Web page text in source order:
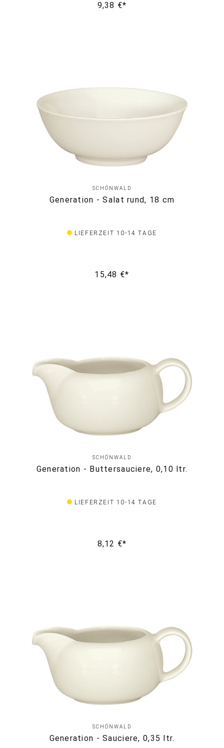
9,38 €*
SCHÖNWALD
Generation - Salat rund, 18 cm
LIEFERZEIT 10-14 TAGE
15,48 €*
SCHÖNWALD
Generation - Buttersauciere, 0,10 ltr.
LIEFERZEIT 10-14 TAGE
8,12 €*
SCHÖNWALD
Generation - Sauciere, 0,35 ltr.